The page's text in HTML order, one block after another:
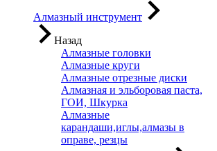
Алмазный инструмент
Назад
Алмазные головки
Алмазные круги
Алмазные отрезные диски
Алмазная и эльборовая паста,
ГОИ, Шкурка
Алмазные
карандаши,иглы,алмазы в
оправе, резцы